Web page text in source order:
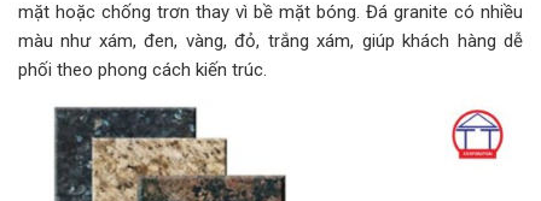
mặt hoặc chống trơn thay vì bề mặt bóng. Đá granite có nhiều
màu như xám, đen, vàng, đỏ, trắng xám, giúp khách hàng dễ
phối theo phong cách kiến trúc.